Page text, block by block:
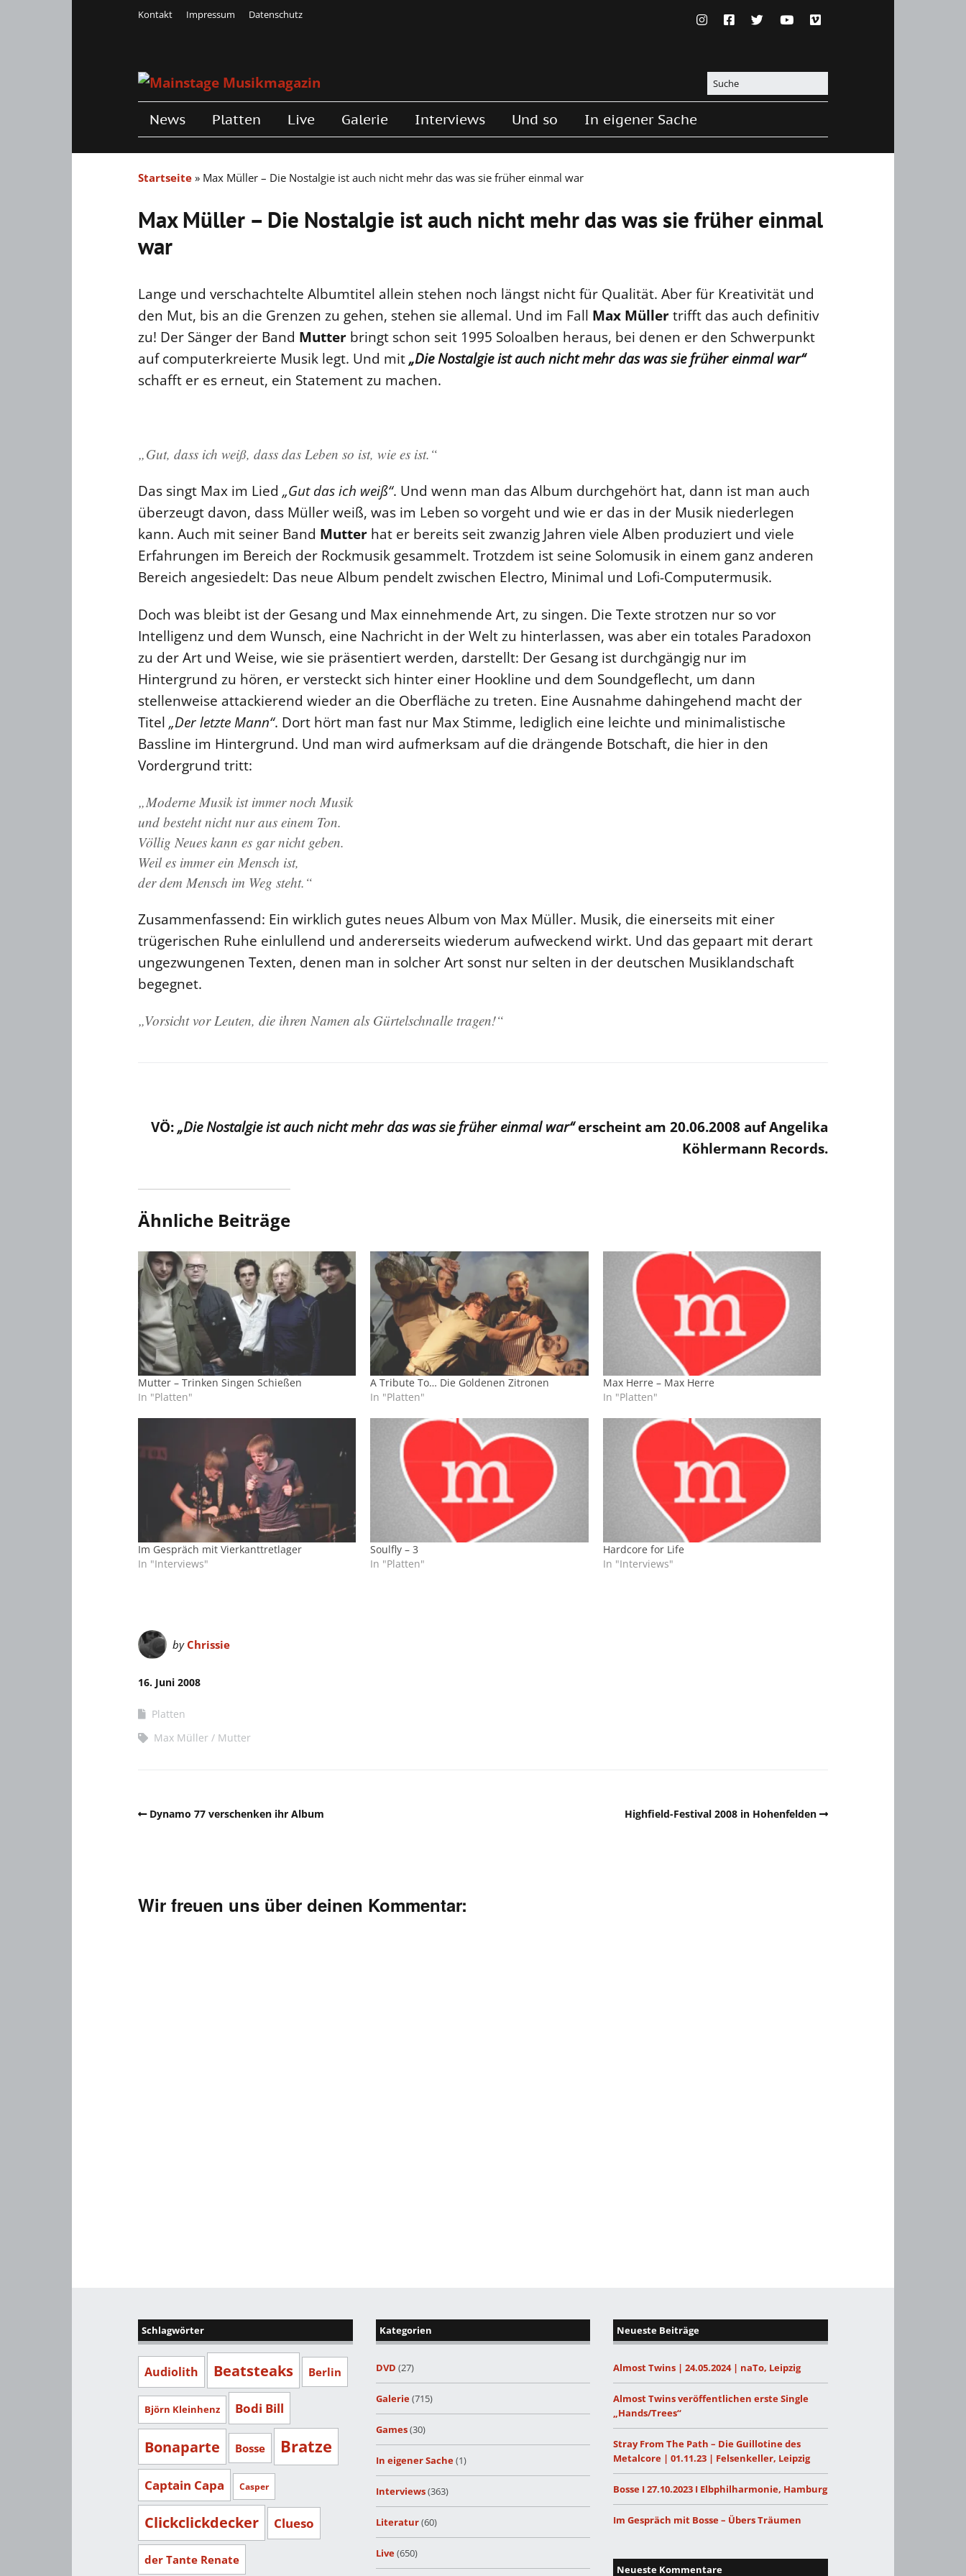
Kontakt Impressum Datenschutz
News Platten Live Galerie Interviews Und so In eigener Sache
Startseite » Max Müller – Die Nostalgie ist auch nicht mehr das was sie früher einmal war
Max Müller – Die Nostalgie ist auch nicht mehr das was sie früher einmal
war
Lange und verschachtelte Albumtitel allein stehen noch längst nicht für Qualität. Aber für Kreativität und
den Mut, bis an die Grenzen zu gehen, stehen sie allemal. Und im Fall Max Müllertrifft das auch definitiv
zu! Der Sänger der Band Mutter bringt schon seit 1995 Soloalben heraus, bei denen er den Schwerpunkt
auf computerkreierte Musik legt. Und mit„Die Nostalgie ist auch nicht mehr das was sie früher einmal war“
schafft er es erneut, ein Statement zu machen.
„Gut, dass ich weiß, dass das Leben so ist, wie es ist.“
Das singt Max im Lied „Gut das ich weiß“. Und wenn man das Album durchgehört hat, dann ist man auch
überzeugt davon, dass Müller weiß, was im Leben so vorgeht und wie er das in der Musik niederlegen
kann. Auch mit seiner Band Mutter hat er bereits seit zwanzig Jahren viele Alben produziert und viele
Erfahrungen im Bereich der Rockmusik gesammelt. Trotzdem ist seine Solomusik in einem ganz anderen
Bereich angesiedelt: Das neue Album pendelt zwischen Electro, Minimal und Lofi-Computermusik.
Doch was bleibt ist der Gesang und Max einnehmende Art, zu singen. Die Texte strotzen nur so vor
Intelligenz und dem Wunsch, eine Nachricht in der Welt zu hinterlassen, was aber ein totales Paradoxon
zu der Art und Weise, wie sie präsentiert werden, darstellt: Der Gesang ist durchgängig nur im
Hintergrund zu hören, er versteckt sich hinter einer Hookline und dem Soundgeflecht, um dann
stellenweise attackierend wieder an die Oberfläche zu treten. Eine Ausnahme dahingehend macht der
Titel „Der letzte Mann“. Dort hört man fast nur Max Stimme, lediglich eine leichte und minimalistische
Bassline im Hintergrund. Und man wird aufmerksam auf die drängende Botschaft, die hier in den
Vordergrund tritt:
„Moderne Musik ist immer noch Musik
und besteht nicht nur aus einem Ton.
Völlig Neues kann es gar nicht geben.
Weil es immer ein Mensch ist,
der dem Mensch im Weg steht.“
Zusammenfassend: Ein wirklich gutes neues Album von Max Müller. Musik, die einerseits mit einer
trügerischen Ruhe einlullend und andererseits wiederum aufweckend wirkt. Und das gepaart mit derart
ungezwungenen Texten, denen man in solcher Art sonst nur selten in der deutschen Musiklandschaft
begegnet.
„Vorsicht vor Leuten, die ihren Namen als Gürtelschnalle tragen!“
VÖ:„Die Nostalgie ist auch nicht mehr das was sie früher einmal war“erscheint am 20.06.2008 auf Angelika
Köhlermann Records.
Ähnliche Beiträge
Mutter – Trinken Singen Schießen
In "Platten"
A Tribute To… Die Goldenen Zitronen
In "Platten"
Max Herre – Max Herre
In "Platten"
Im Gespräch mit Vierkanttretlager
In "Interviews"
Soulfly – 3
In "Platten"
Hardcore for Life
In "Interviews"
byChrissie
16. Juni 2008
Platten
Max Müller
Mutter
Dynamo 77 verschenken ihr Album Highfield-Festival 2008 in Hohenfelden
Wir freuen uns über deinen Kommentar:
Schlagwörter
Audiolith Beatsteaks Berlin
Björn Kleinhenz Bodi Bill
Bonaparte Bosse Bratze
Captain Capa Casper
Clickclickdecker Clueso
der Tante Renate
Kategorien
DVD (27)
Galerie(715)
Games(30)
In eigener Sache(1)
Interviews(363)
Literatur(60)
Live(650)
Neueste Beiträge
Almost Twins | 24.05.2024 | naTo, Leipzig
Almost Twins veröffentlichen erste Single
„Hands/Trees“
Stray From The Path – Die Guillotine des
Metalcore | 01.11.23 | Felsenkeller, Leipzig
Bosse I 27.10.2023 I Elbphilharmonie, Hamburg
Im Gespräch mit Bosse – Übers Träumen
Neueste Kommentare